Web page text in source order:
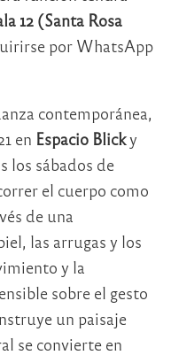
12 (Santa Rosa
por WhatsApp
contemporánea,
en Espacio Blicky
los sábados de
el cuerpo como
de una
las arrugas y los
y la
sobre el gesto
un paisaje
se convierte en